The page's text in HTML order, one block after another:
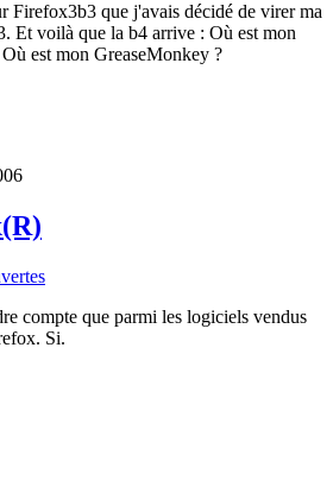
Firefox3b3 que j'avais décidé de virer ma
Et voilà que la b4 arrive : Où est mon
est mon GreaseMonkey ?
compte que parmi les logiciels vendus
Si.